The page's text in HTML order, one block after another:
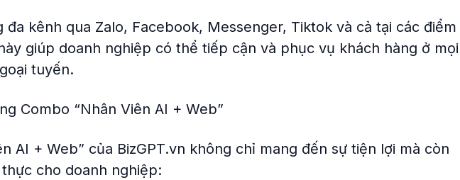
đa kênh qua Zalo, Facebook, Messenger, Tiktok và cả tại các điểm
giúp doanh nghiệp có thể tiếp cận và phục vụ khách hàng ở mọi
tuyến.
Combo “Nhân Viên AI + Web”
AI + Web” của BizGPT.vn không chỉ mang đến sự tiện lợi mà còn
cho doanh nghiệp: